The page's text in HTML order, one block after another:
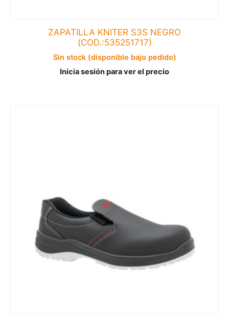
ZAPATILLA KNITER S3S NEGRO
(COD.:535251717)
Sin stock (disponible bajo pedido)
Inicia sesión para ver el precio